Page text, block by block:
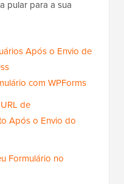
pular para a sua
Após o Envio de
com WPForms
de
Após o Envio do
Formulário no